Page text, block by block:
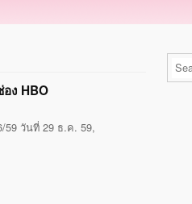
ง HBO
59 วันที่ 29 ธ.ค. 59,